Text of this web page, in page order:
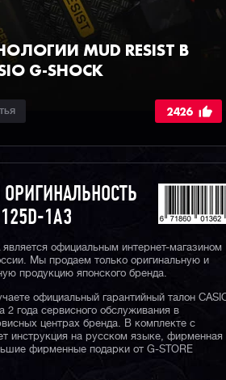
MUD RESIST В
G-SHOCK
2426
ОРИГИНАЛЬНОСТЬ
1A3
является официальным интернет-магазином
Мы продаем только оригинальную и
продукцию японского бренда.
официальный гарантийный талон
2 года сервисного обслуживания в
центрах бренда. В комплекте с
инструкция на русском языке, фирменная
фирменные подарки от G-STORE